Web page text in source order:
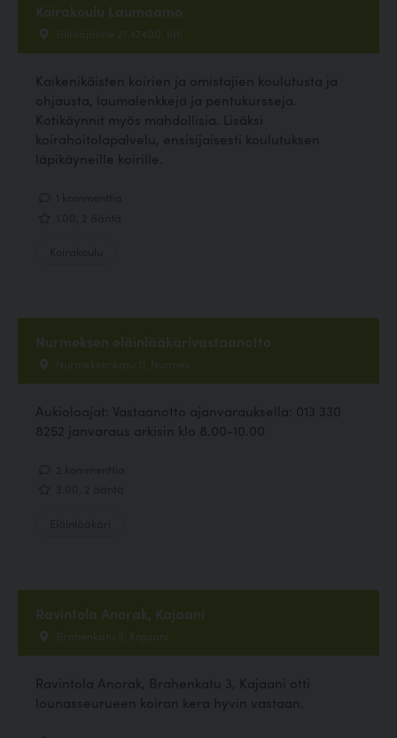
Koirakoulu Laumaamo
Hiihtäjäntie 21 47400, Iitti
Kaikenikäisten koirien ja omistajien koulutusta ja
ohjausta, laumalenkkejä ja pentukursseja.
Kotikäynnit myös mahdollisia. Lisäksi
koirahoitolapalvelu, ensisijaisesti koulutuksen
läpikäyneille koirille.
Nurmeksen eläinlääkärivastaanotto
Nurmeksenkatu 11, Nurmes
Aukioloajat: Vastaanotto ajanvarauksella: 013 330
8252 janvaraus arkisin klo 8.00-10.00
Ravintola Anorak, Kajaani
Brahenkatu 3, Kajaani
Ravintola Anorak, Brahenkatu 3, Kajaani otti
lounasseurueen koiran kera hyvin vastaan.